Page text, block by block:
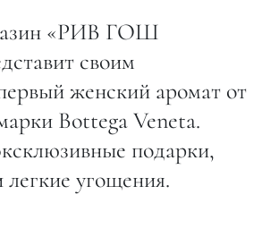
«РИВ ГОШ
своим
женский аромат от
Bottega Veneta.
подарки,
угощения.